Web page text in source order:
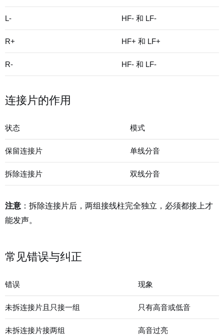
L- HF- 和 LF-
R+ HF+ 和 LF+
R- HF- 和 LF-
连接片的作用
状态 模式
保留连接片 单线分音
拆除连接片 双线分音
注意 ：拆除连接片后，两组接线柱完全独立，必须都接上才
能发声。
常见错误与纠正
错误 现象
未拆连接片且只接一组 只有高音或低音
未拆连接片接两组 高音过亮